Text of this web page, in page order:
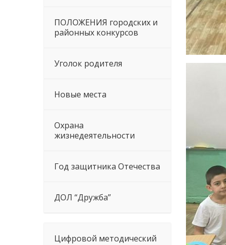
ПОЛОЖЕНИЯ городских и
районных конкурсов
Уголок родителя
Новые места
Охрана
жизнедеятельности
Год защитника Отечества
ДОЛ “Дружба”
Цифровой методический